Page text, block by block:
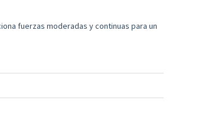
fuerzas moderadas y continuas para un